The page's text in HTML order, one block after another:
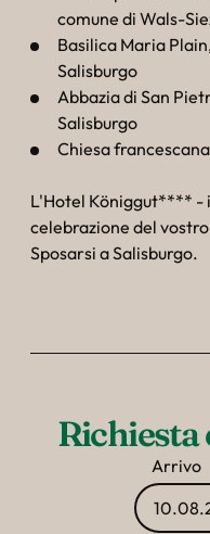
comune di Wals-
Basilica Maria
Salisburgo
Abbazia di San
Salisburgo
Chiesa
L'Hotel Königgut**** -
celebrazione del
Sposarsi a Salisburgo.
Richiesta
Arrivo